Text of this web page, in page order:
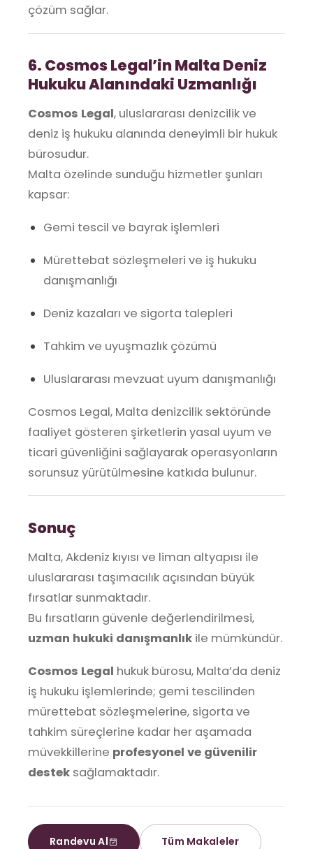
çözüm sağlar.
6. Cosmos Legal’in Malta Deniz
Hukuku Alanındaki Uzmanlığı
Cosmos Legal, uluslararası denizcilik ve
deniz iş hukuku alanında deneyimli bir hukuk
bürosudur.
Malta özelinde sunduğu hizmetler şunları
kapsar:
Gemi tescil ve bayrak işlemleri
Mürettebat sözleşmeleri ve iş hukuku
danışmanlığı
Deniz kazaları ve sigorta talepleri
Tahkim ve uyuşmazlık çözümü
Uluslararası mevzuat uyum danışmanlığı
Cosmos Legal, Malta denizcilik sektöründe
faaliyet gösteren şirketlerin yasal uyum ve
ticari güvenliğini sağlayarak operasyonların
sorunsuz yürütülmesine katkıda bulunur.
Sonuç
Malta, Akdeniz kıyısı ve liman altyapısı ile
uluslararası taşımacılık açısından büyük
fırsatlar sunmaktadır.
Bu fırsatların güvenle değerlendirilmesi,
uzman hukuki danışmanlık ile mümkündür.
Cosmos Legal hukuk bürosu, Malta’da deniz
iş hukuku işlemlerinde; gemi tescilinden
mürettebat sözleşmelerine, sigorta ve
tahkim süreçlerine kadar her aşamada
müvekkillerine profesyonel ve güvenilir
destek sağlamaktadır.
Randevu Al Tüm Makaleler